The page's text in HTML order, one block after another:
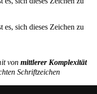
von mittlerer Komplexität
Schriftzeichen